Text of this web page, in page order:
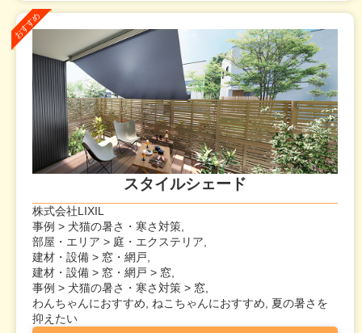
スタイルシェード
株式会社LIXIL
事例 > 犬猫の暑さ・寒さ対策,
部屋・エリア > 庭・エクステリア,
建材・設備 > 窓・網戸,
建材・設備 > 窓・網戸 > 窓,
事例 > 犬猫の暑さ・寒さ対策 > 窓,
わんちゃんにおすすめ, ねこちゃんにおすすめ, 夏の暑さを
抑えたい